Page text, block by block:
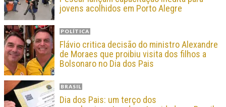
jovens acolhidos em Porto Alegre
POLÍTICA
Flávio critica decisão do ministro Alexandre
de Moraes que proibiu visita dos filhos a
Bolsonaro no Dia dos Pais
BRASIL
Dia dos Pais: um terço dos